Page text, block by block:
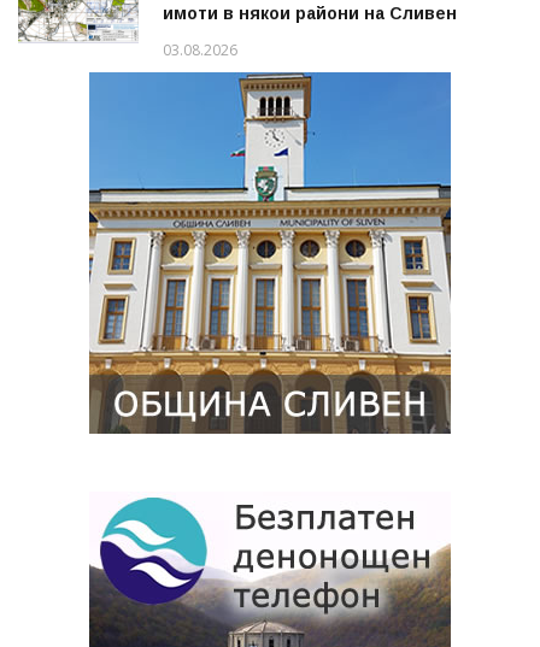
имоти в някои райони на Сливен
03.08.2026